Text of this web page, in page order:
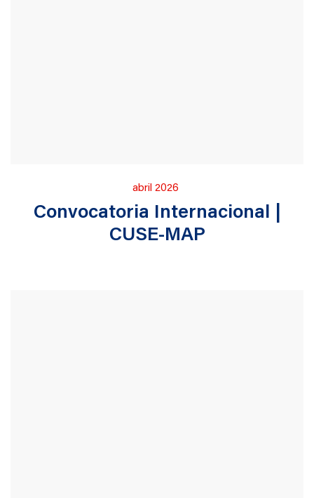
Publicado
en
abril 2026
Convocatoria Internacional |
CUSE-MAP